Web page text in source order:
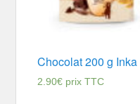
Chocolat 200 g Inka
2.90€ prix TTC